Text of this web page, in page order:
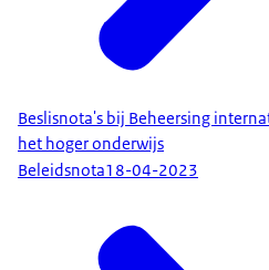
Beslisnota's bij Beheersing
het hoger onderwijs
Beleidsnota18-04-2023